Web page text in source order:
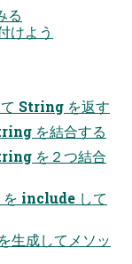
る
けよう
String を返す
を結合する
を２つ結合
include して
生成してメソッ